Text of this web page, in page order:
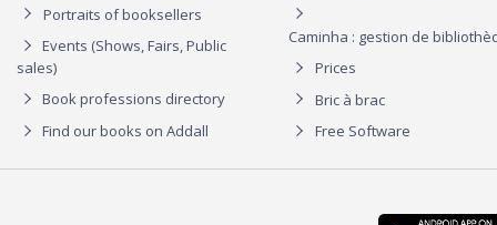
Portraits of booksellers
Events (Shows, Fairs, Public
sales)
Book professions directory
Find our books on Addall
Caminha : gestion de
Prices
Bric à brac
Free Software